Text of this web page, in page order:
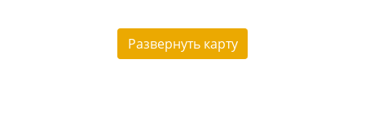
Развернуть карту